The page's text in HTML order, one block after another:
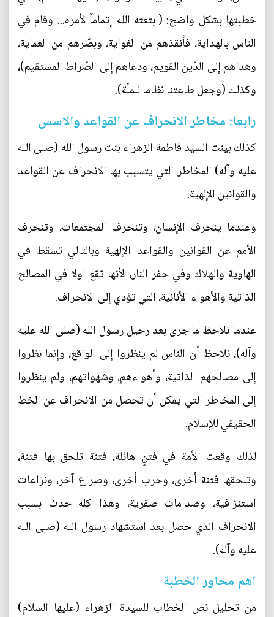
خطبتها بشكل واضح: (ابتعثه الله إتماماً لأمره... وقام في
الناس بالهداية، فأنقذهم من الغواية، وبصّرهم من العماية،
وهداهم إلى الدّين القويم، ودعاهم إلى الصّراط المستقيم)،
وكذلك (وجعل طاعتنا نظاما للملّة).
رابعا: مخاطر الانحراف عن القواعد والاسس
كذلك بينت السيد فاطمة الزهراء بنت رسول الله (صلى الله
عليه وآله) المخاطر التي يتسبب بها الانحراف عن القواعد
والقوانين الإلهية.
وعندما ينحرف الإنسان، وتنحرف المجتمعات، وتنحرف
الأمم عن القوانين والقواعد الإلهية وبالتالي تسقط في
الهاوية والهلاك وفي حفر النار، لأنها تقع اولا في المصالح
الذاتية والأهواء الأنانية، التي تؤدي إلى الانحراف.
عندما نلاحظ ما جرى بعد رحيل رسول الله (صلى الله عليه
وآله)، نلاحظ أن الناس لم ينظروا إلى الواقع، وإنما نظروا
إلى مصالحهم الذاتية، وأهواءهم، وشهواتهم، ولم ينظروا
إلى المخاطر التي يمكن أن تحصل من الانحراف عن الخط
الحقيقي للإسلام.
لذلك وقعت الأمة في فتنٍ هائلة، فتنة تلحق بها فتنة،
وتلحقها فتنة أخرى، وحرب أخرى، وصراع آخر، ونزاعات
استنزافية، وصدامات صفرية، وهذا كله حدث بسبب
الانحراف الذي حصل بعد استشهاد رسول الله (صلى الله
عليه وآله).
اهم محاور الخطبة
من تحليل نص الخطاب للسيدة الزهراء (عليها السلام)